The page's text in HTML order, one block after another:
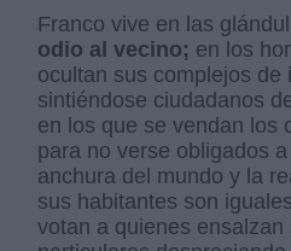
Franco vive en las
odio al vecino; en los
ocultan sus complejos de
sintiéndose ciudadanos
en los que se vendan los
para no verse obligados
anchura del mundo y la
sus habitantes son
votan a quienes ensalzan